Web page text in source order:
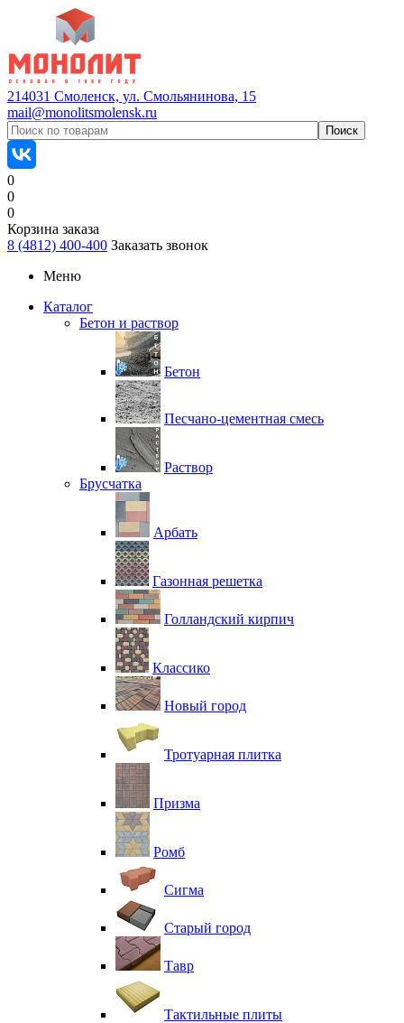
214031 Смоленск, ул. Смольянинова, 15
mail@monolitsmolensk.ru
0
0
0
Корзина заказа
8 (4812) 400-400 Заказать звонок
Меню
Каталог
Бетон и раствор
Бетон
Песчано-цементная смесь
Раствор
Брусчатка
Арбать
Газонная решетка
Голландский кирпич
Классико
Новый город
Тротуарная плитка
Призма
Ромб
Сигма
Старый город
Тавр
Тактильные плиты